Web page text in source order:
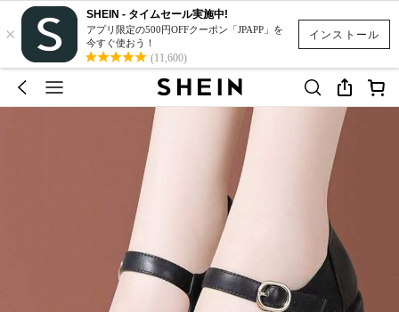
インストール
×
SHEIN - タイムセール実施中!
アプリ限定の500円OFFクーポン「JPAPP」を
今すぐ使おう！
(11,600)